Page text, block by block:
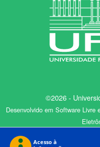
©2026 -
Desenvolvido em Software Livre